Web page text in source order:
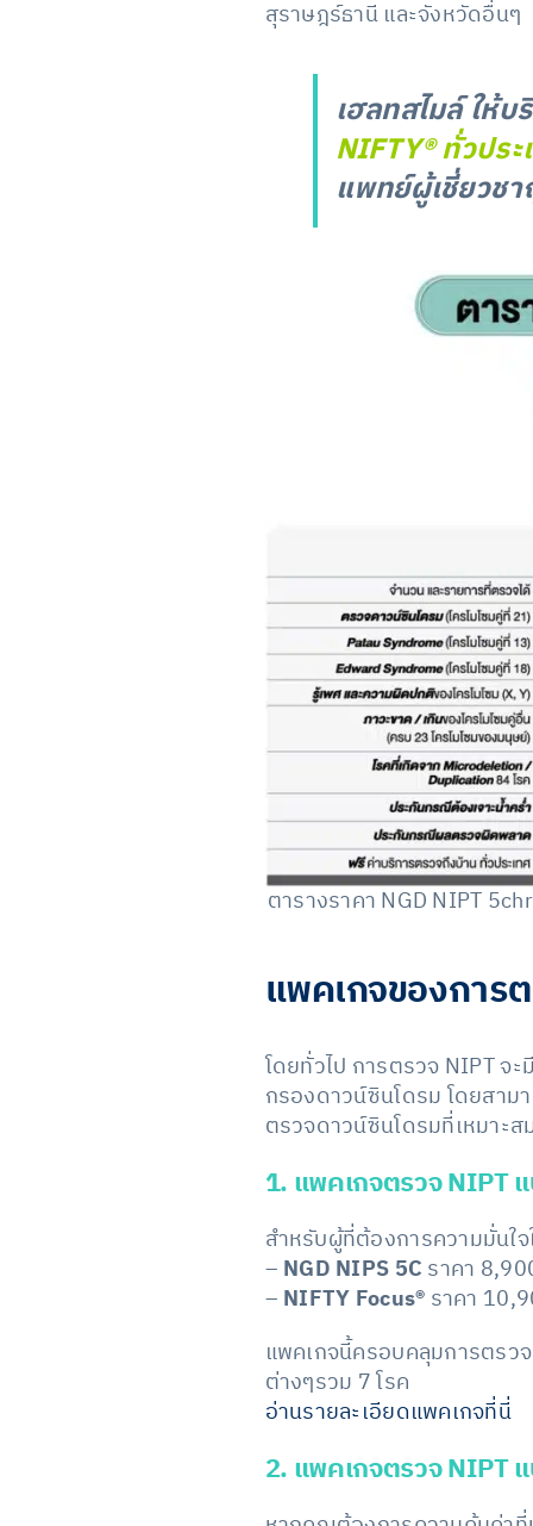
สุราษฎร์ธานี และจังหวัดอื่นๆ
เฮลทสไมล์ ให้บ
NIFTY® ทั่วปร
แพทย์ผู้เชี่ยวช
ตารางราคา NGD NIPT
แพคเกจของการ
โดยทั่วไป การตรวจ NIPT จ
กรองดาวน์ซินโดรม โดยสา
ตรวจดาวน์ซินโดรมที่เหมาะ
1. แพคเกจตรวจ NIPT
สำหรับผู้ที่ต้องการความมั่นใ
– NGD NIPS 5C ราคา
– NIFTY Focus® ราคา
แพคเกจนี้ครอบคลุมการตรว
ต่างๆรวม 7 โรค
อ่านรายละเอียดแพคเกจที่นี่
2. แพคเกจตรวจ NIPT